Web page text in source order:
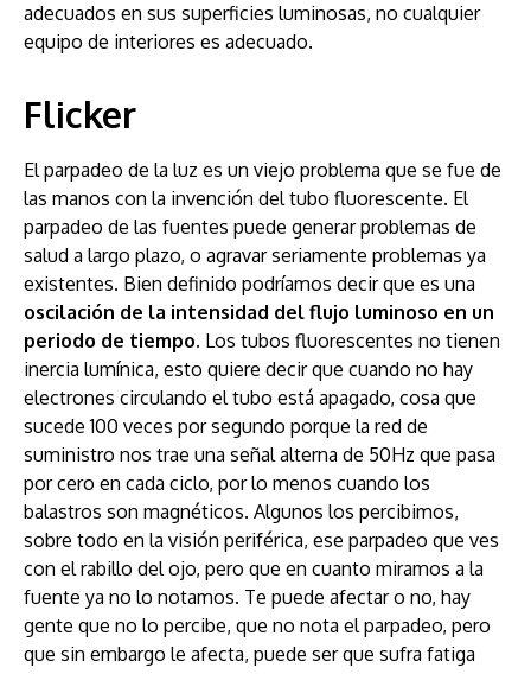
adecuados en sus superficies luminosas, no cualquier
equipo de interiores es adecuado.
Flicker
El parpadeo de la luz es un viejo problema que se fue de
las manos con la invención del tubo fluorescente. El
parpadeo de las fuentes puede generar problemas de
salud a largo plazo, o agravar seriamente problemas ya
existentes. Bien definido podríamos decir que es una
oscilación de la intensidad del flujo luminoso en un
periodo de tiempo. Los tubos fluorescentes no tienen
inercia lumínica, esto quiere decir que cuando no hay
electrones circulando el tubo está apagado, cosa que
sucede 100 veces por segundo porque la red de
suministro nos trae una señal alterna de 50Hz que pasa
por cero en cada ciclo, por lo menos cuando los
balastros son magnéticos. Algunos los percibimos,
sobre todo en la visión periférica, ese parpadeo que ves
con el rabillo del ojo, pero que en cuanto miramos a la
fuente ya no lo notamos. Te puede afectar o no, hay
gente que no lo percibe, que no nota el parpadeo, pero
que sin embargo le afecta, puede ser que sufra fatiga